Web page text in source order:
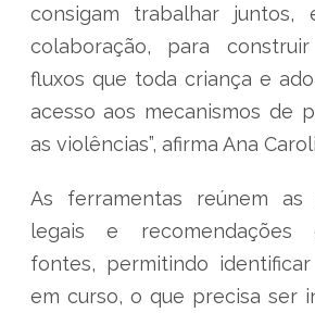
consigam trabalhar juntos,
colaboração, para
fluxos que toda criança e
acesso aos mecanismos de
as violências”, afirma Ana
As ferramentas reúnem as
legais e recomendações
fontes, permitindo
em curso, o que precisa ser